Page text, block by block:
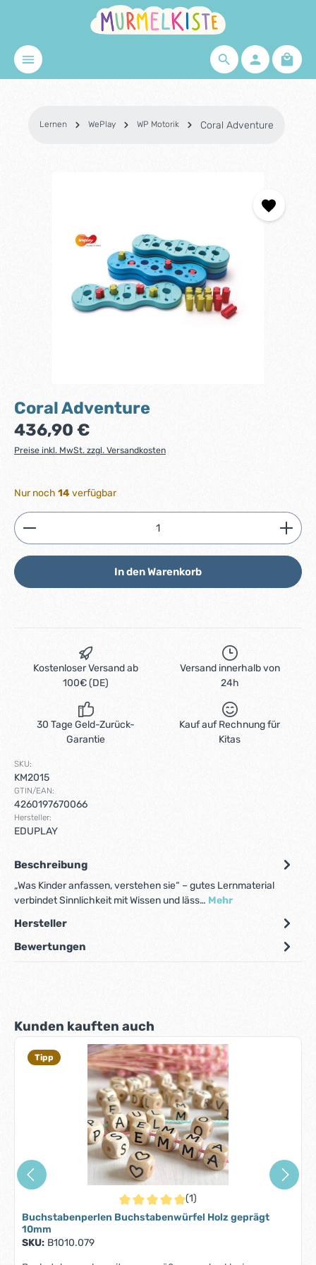
Zum Hauptinhalt springen
Lernen WePlay WP Motorik Coral Adventure
Coral Adventure
Regulärer Preis:
436,90 €
Preise inkl. MwSt. zzgl. Versandkosten
Nur noch 14verfügbar
Produkt Anzahl: Gib den gewünschten Wert ein
In den Warenkorb
Kostenloser Versand ab
100€ (DE)
Versand innerhalb von
24h
30 Tage Geld-Zurück-
Garantie
Kauf auf Rechnung für
Kitas
SKU:
KM2015
GTIN/EAN:
4260197670066
Hersteller:
EDUPLAY
Beschreibung
„Was Kinder anfassen, verstehen sie“ – gutes Lernmaterial
verbindet Sinnlichkeit mit Wissen und läss… Mehr
Hersteller
Bewertungen
Produktgalerie überspringen
Kunden kauften auch
Tipp
Durchschnittliche Bewertung von 5 von 5
(1)
Buchstabenperlen Buchstabenwürfel Holz geprägt
10mm
SKU: B1010.079